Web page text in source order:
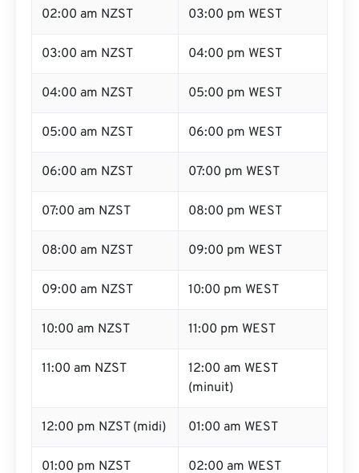
02:00 am NZST 03:00 pm WEST
03:00 am NZST 04:00 pm WEST
04:00 am NZST 05:00 pm WEST
05:00 am NZST 06:00 pm WEST
06:00 am NZST 07:00 pm WEST
07:00 am NZST 08:00 pm WEST
08:00 am NZST 09:00 pm WEST
09:00 am NZST 10:00 pm WEST
10:00 am NZST 11:00 pm WEST
11:00 am NZST
12:00 am WEST
(minuit)
12:00 pm NZST (midi) 01:00 am WEST
01:00 pm NZST 02:00 am WEST